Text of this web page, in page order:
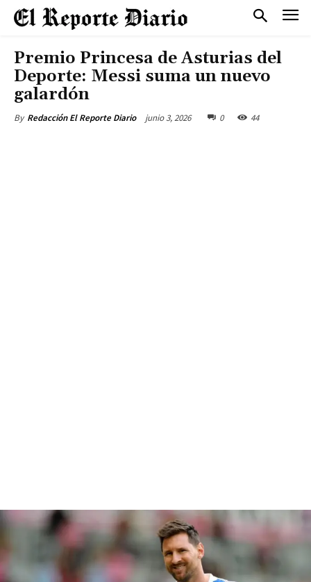
Premio Princesa de Asturias del
Deporte: Messi suma un nuevo
galardón
By Redacción El Reporte Diario junio 3, 2026 0 44